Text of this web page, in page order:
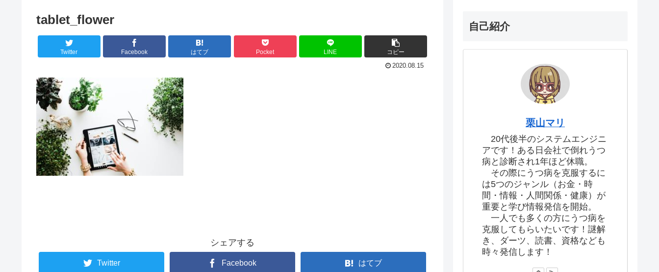
tablet_flower
Twitter Facebook はてブ Pocket LINE コピー
2020.08.15
シェアする
Twitter Facebook はてブ
自己紹介
栗山マリ
20代後半のシステムエンジニ
アです！ある日会社で倒れうつ
病と診断され1年ほど休職。
その際にうつ病を克服するに
は5つのジャンル（お金・時
間・情報・人間関係・健康）が
重要と学び情報発信を開始。
一人でも多くの方にうつ病を
克服してもらいたいです！謎解
き、ダーツ、読書、資格なども
時々発信します！